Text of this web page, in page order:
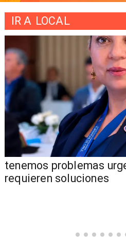
IR A LOCAL
tenemos problemas
requieren soluciones